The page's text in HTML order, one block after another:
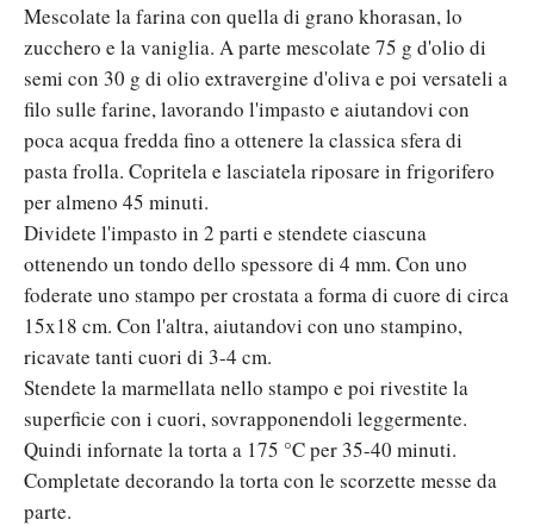
Mescolate la farina con quella di grano khorasan, lo
zucchero e la vaniglia. A parte mescolate 75 g d'olio di
semi con 30 g di olio extravergine d'oliva e poi versateli a
filo sulle farine, lavorando l'impasto e aiutandovi con
poca acqua fredda fino a ottenere la classica sfera di
pasta frolla. Copritela e lasciatela riposare in frigorifero
per almeno 45 minuti.
Dividete l'impasto in 2 parti e stendete ciascuna
ottenendo un tondo dello spessore di 4 mm. Con uno
foderate uno stampo per crostata a forma di cuore di circa
15x18 cm. Con l'altra, aiutandovi con uno stampino,
ricavate tanti cuori di 3-4 cm.
Stendete la marmellata nello stampo e poi rivestite la
superficie con i cuori, sovrapponendoli leggermente.
Quindi infornate la torta a 175 °C per 35-40 minuti.
Completate decorando la torta con le scorzette messe da
parte.